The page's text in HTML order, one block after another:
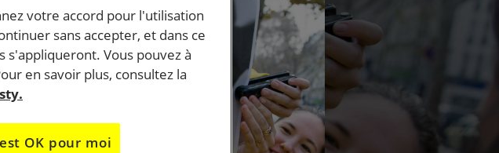
votre accord pour l'utilisation
sans accepter, et dans ce
s'appliqueront. Vous pouvez à
en savoir plus, consultez la
OK pour moi